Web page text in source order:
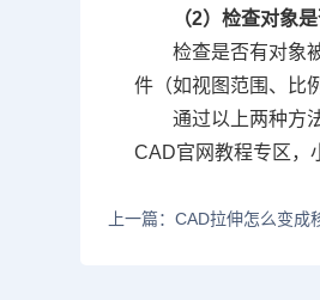
（2）检查对象
检查是否有对象
件（如视图范围、比
通过以上两种方
CAD官网教程专区，
上一篇：CAD拉伸怎么变